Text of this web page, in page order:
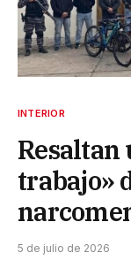
INTERIOR
Resaltan
trabajo»
5 de julio de 2026